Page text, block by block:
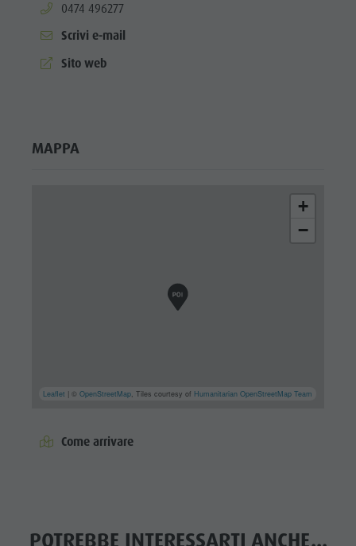
aria.phone:
0474 496277
Scrivi e-mail
aria.website:
Sito web
MAPPA
+
−
Leaflet | ©OpenStreetMap, Tiles courtesy of Humanitarian OpenStreetMap Team
Come arrivare
POTREBBE INTERESSARTI ANCHE...